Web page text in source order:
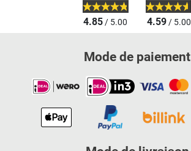
4.85/ 5.00 4.59/ 5.00
Mode de paiement